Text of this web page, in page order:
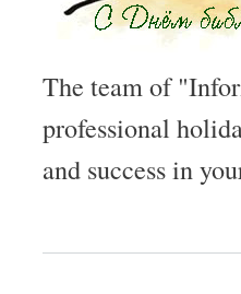
The team of
professional
and success in